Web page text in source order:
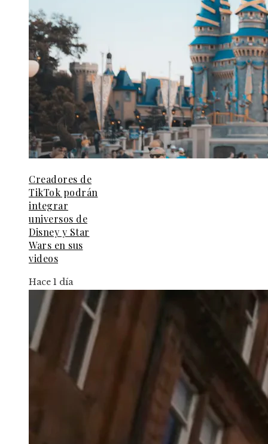
Creadores de
TikTok podrán
integrar
universos de
Disney y Star
Wars en sus
videos
Hace 1 día